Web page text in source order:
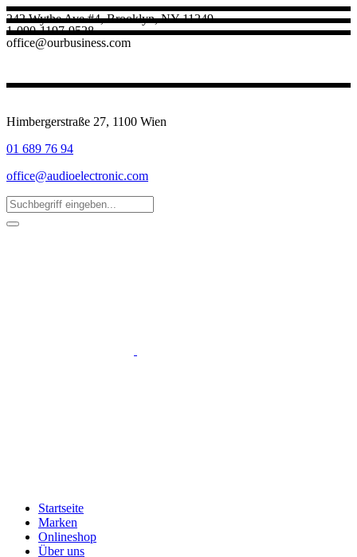
242 Wythe Ave #4, Brooklyn, NY 11249
1-090-1197-9528
office@ourbusiness.com
Himbergerstraße 27, 1100 Wien
01 689 76 94
office@audioelectronic.com
Startseite
Marken
Onlineshop
Über uns